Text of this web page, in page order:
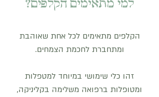
למי מתאימים הקלפים?
הקלפים מתאימים לכל אחת שאוהבת
ומתחברת לחכמת הצמחים.
זהו כלי שימושי במיוחד למטפלות
ומטופלות ברפואה משלימה בקליניקה,